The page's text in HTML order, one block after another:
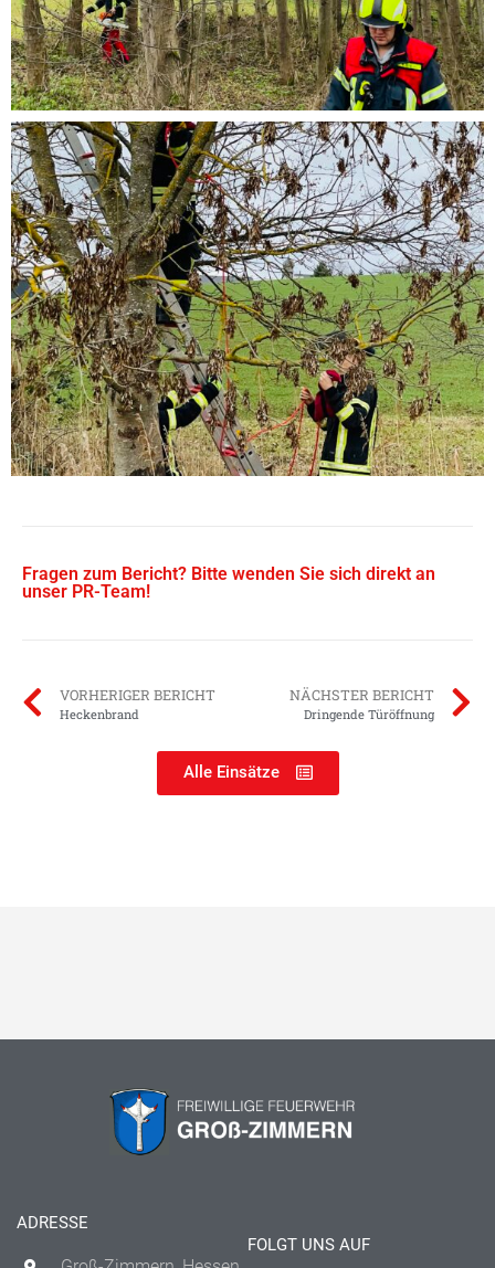
Fragen zum Bericht? Bitte wenden Sie sich direkt an
unser PR-Team!
VORHERIGER BERICHT
Heckenbrand
NÄCHSTER BERICHT
Dringende Türöffnung
Alle Einsätze
ADRESSE
FOLGT UNS AUF